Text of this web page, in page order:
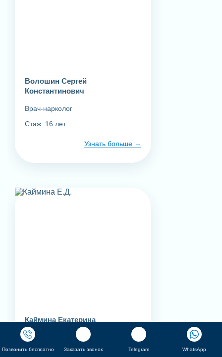
Волошин Сергей
Константинович
Врач-нарколог
Стаж: 16 лет
Узнать больше
Каймина Екатерина
Дмитриевна
Психиатр-нарколог
Позвонить бесплатно Заказать звонок Telegram WhatsApp